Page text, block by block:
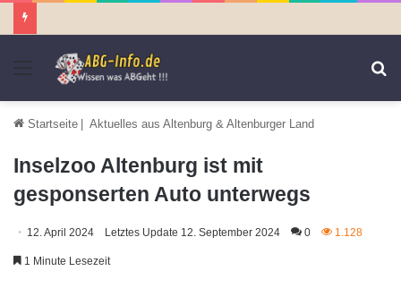
Menü
Startseite | Aktuelles aus Altenburg & Altenburger Land
Inselzoo Altenburg ist mit
gesponserten Auto unterwegs
12. April 2024 Letztes Update 12. September 2024 0 1.128
1 Minute Lesezeit